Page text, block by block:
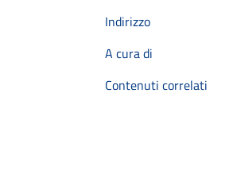
Indirizzo
A cura di
Contenuti correlati